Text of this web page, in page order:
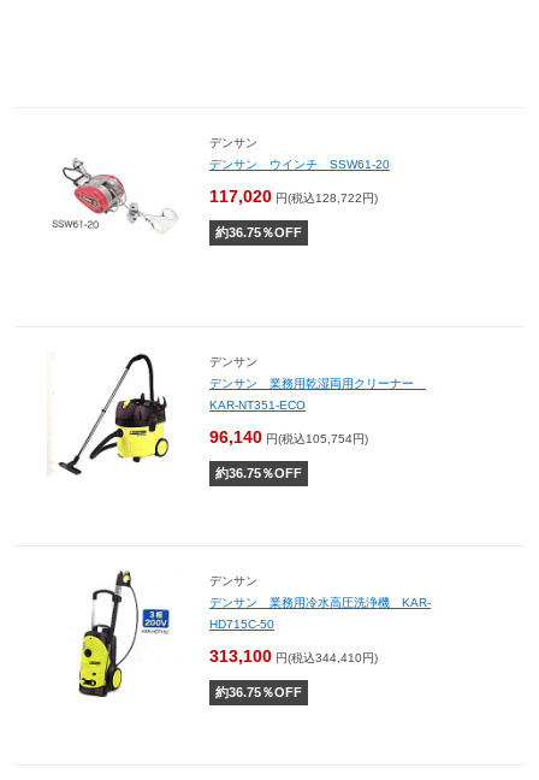
デンサン
デンサン ウインチ SSW61-20
117,020 円(税込128,722円)
約36.75％OFF
デンサン
デンサン 業務用乾湿両用クリーナー
KAR-NT351-ECO
96,140 円(税込105,754円)
約36.75％OFF
デンサン
デンサン 業務用冷水高圧洗浄機 KAR-
HD715C-50
313,100 円(税込344,410円)
約36.75％OFF